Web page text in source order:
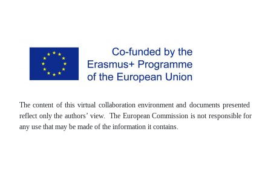
The content of this virtual collaboration environment and documents presented
reflect only the authors’ view. The European Commission is not responsible for
any use that may be made of the information it contains.